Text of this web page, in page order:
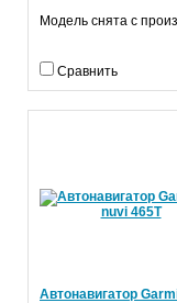
Модель снята с
Сравнить
Автонавигатор